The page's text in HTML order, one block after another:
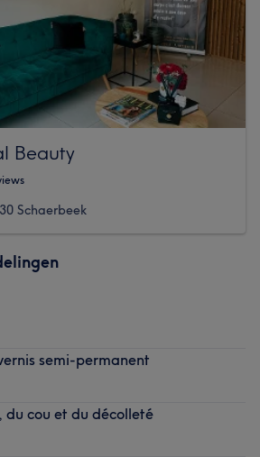
Beauty
Schaerbeek
semi-permanent
du cou et du décolleté